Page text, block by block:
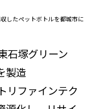
したペットボトルを都城市に
石塚グリーン
製造
リファインテク